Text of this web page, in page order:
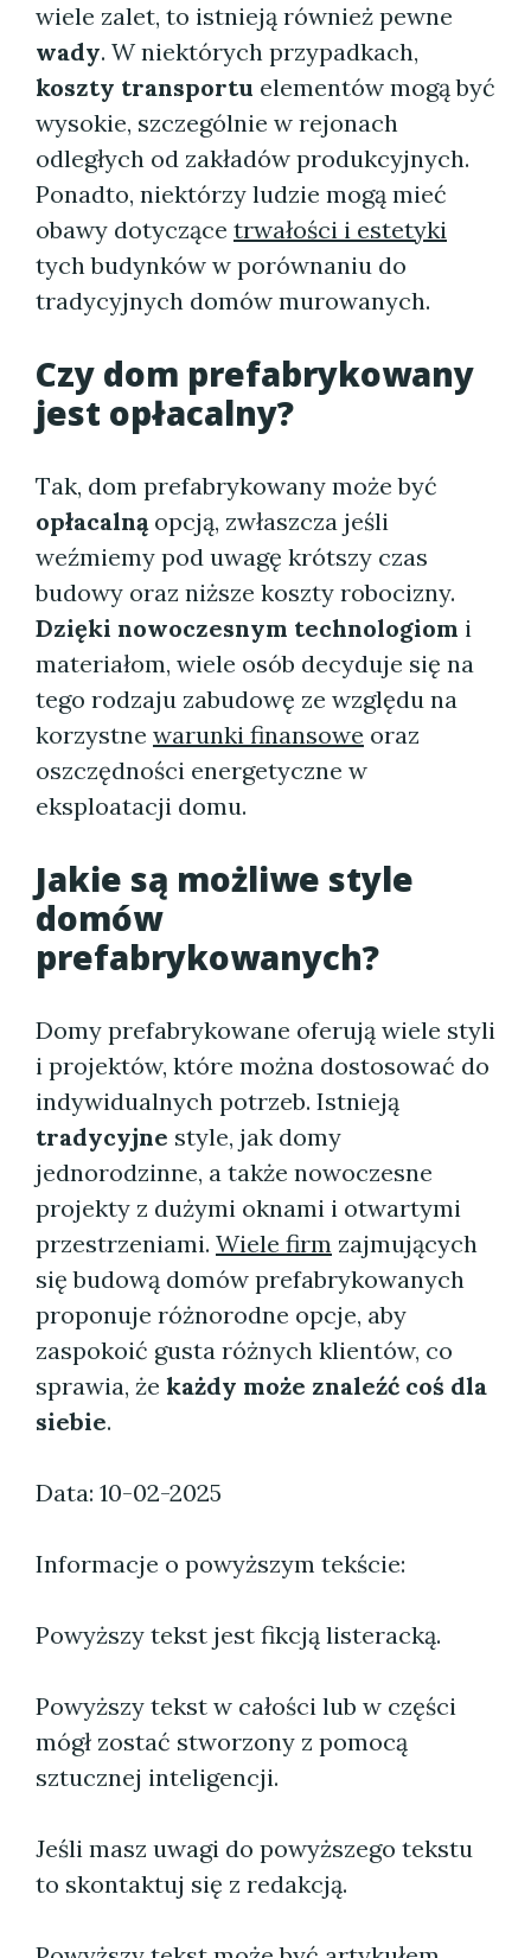
wiele zalet, to istnieją również pewne
wady. W niektórych przypadkach,
koszty transportu elementów mogą być
wysokie, szczególnie w rejonach
odległych od zakładów produkcyjnych.
Ponadto, niektórzy ludzie mogą mieć
obawy dotyczące trwałości i estetyki
tych budynków w porównaniu do
tradycyjnych domów murowanych.
Czy dom prefabrykowany
jest opłacalny?
Tak, dom prefabrykowany może być
opłacalnąopcją, zwłaszcza jeśli
weźmiemy pod uwagę krótszy czas
budowy oraz niższe koszty robocizny.
Dzięki nowoczesnym technologiom i
materiałom, wiele osób decyduje się na
tego rodzaju zabudowę ze względu na
korzystne warunki finansowe oraz
oszczędności energetyczne w
eksploatacji domu.
Jakie są możliwe style
domów
prefabrykowanych?
Domy prefabrykowane oferują wiele styli
i projektów, które można dostosować do
indywidualnych potrzeb. Istnieją
tradycyjne style, jak domy
jednorodzinne, a także nowoczesne
projekty z dużymi oknami i otwartymi
przestrzeniami. Wiele firm zajmujących
się budową domów prefabrykowanych
proponuje różnorodne opcje, aby
zaspokoić gusta różnych klientów, co
sprawia, że każdy może znaleźć coś dla
siebie.
Data: 10-02-2025
Informacje o powyższym tekście:
Powyższy tekst jest fikcją listeracką.
Powyższy tekst w całości lub w części
mógł zostać stworzony z pomocą
sztucznej inteligencji.
Jeśli masz uwagi do powyższego tekstu
to skontaktuj się z redakcją.